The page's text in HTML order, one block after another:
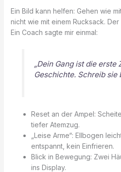
Ein Bild kann helfen: Gehen wie
nicht wie mit einem Rucksack.
Ein Coach sagte mir einmal:
„Dein Gang ist die erste
Geschichte. Schreib sie
Reset an der Ampel:
tiefer Atemzug.
„Leise Arme“: Ellbogen
entspannt, kein Einfrieren.
Blick in Bewegung: Zwei
ins Display.